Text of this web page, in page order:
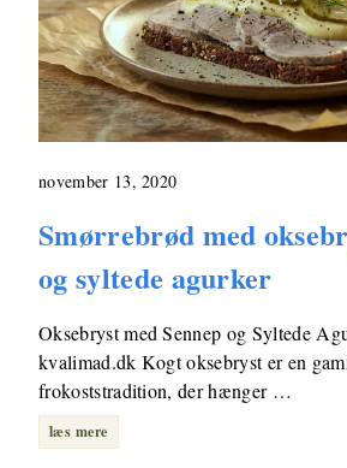
november 13, 2020
Smørrebrød med
og syltede agurker
Oksebryst med Sennep og Syltede
kvalimad.dk Kogt oksebryst er en
frokoststradition, der hænger …
læs mere